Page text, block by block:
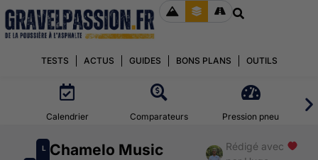
TESTS ACTUS GUIDES BONS PLANS OUTILS
Calendrier Comparateurs Pression pneu
L Chamelo Music
Rédigé avec